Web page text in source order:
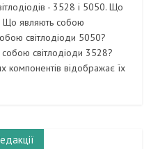
- 3528 і 5050. Що
Що являють собою
світлодіоди 5050?
світлодіоди 3528?
компонентів відображає їх